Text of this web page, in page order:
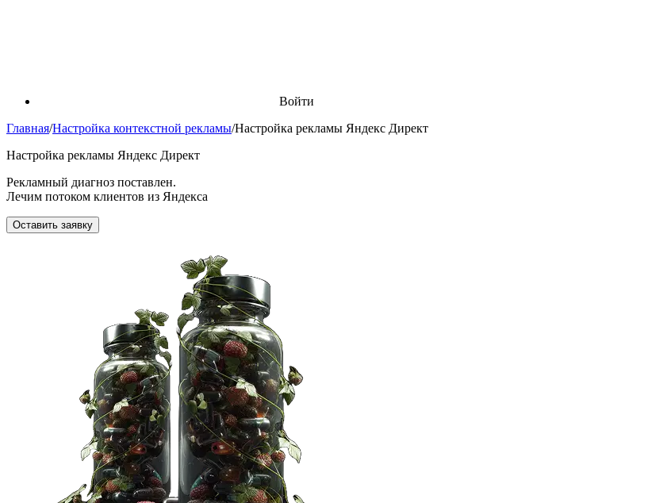
Войти
Главная/Настройка контекстной рекламы/Настройка рекламы Яндекс Директ
Настройка рекламы Яндекс Директ
Рекламный диагноз поставлен.
Лечим потоком клиентов из Яндекса
Оставить заявку